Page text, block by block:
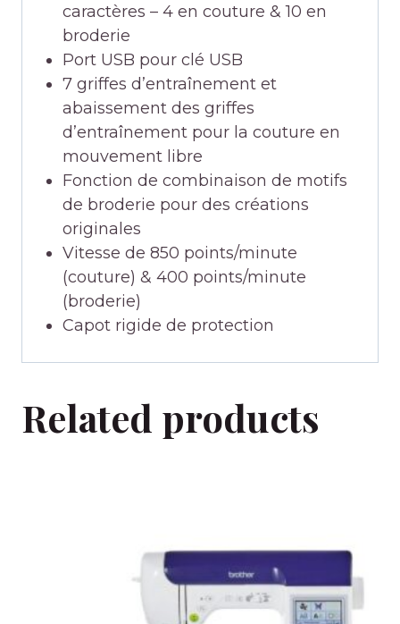
caractères – 4 en couture & 10 en
broderie
Port USB pour clé USB
7 griffes d’entraînement et
abaissement des griffes
d’entraînement pour la couture en
mouvement libre
Fonction de combinaison de motifs
de broderie pour des créations
originales
Vitesse de 850 points/minute
(couture) & 400 points/minute
(broderie)
Capot rigide de protection
Related products